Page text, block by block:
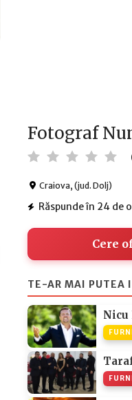
Fotograf
Craiova, (jud. Dolj)
Răspunde în 24 de
Cere
TE-AR MAI PUTEA
Nicu